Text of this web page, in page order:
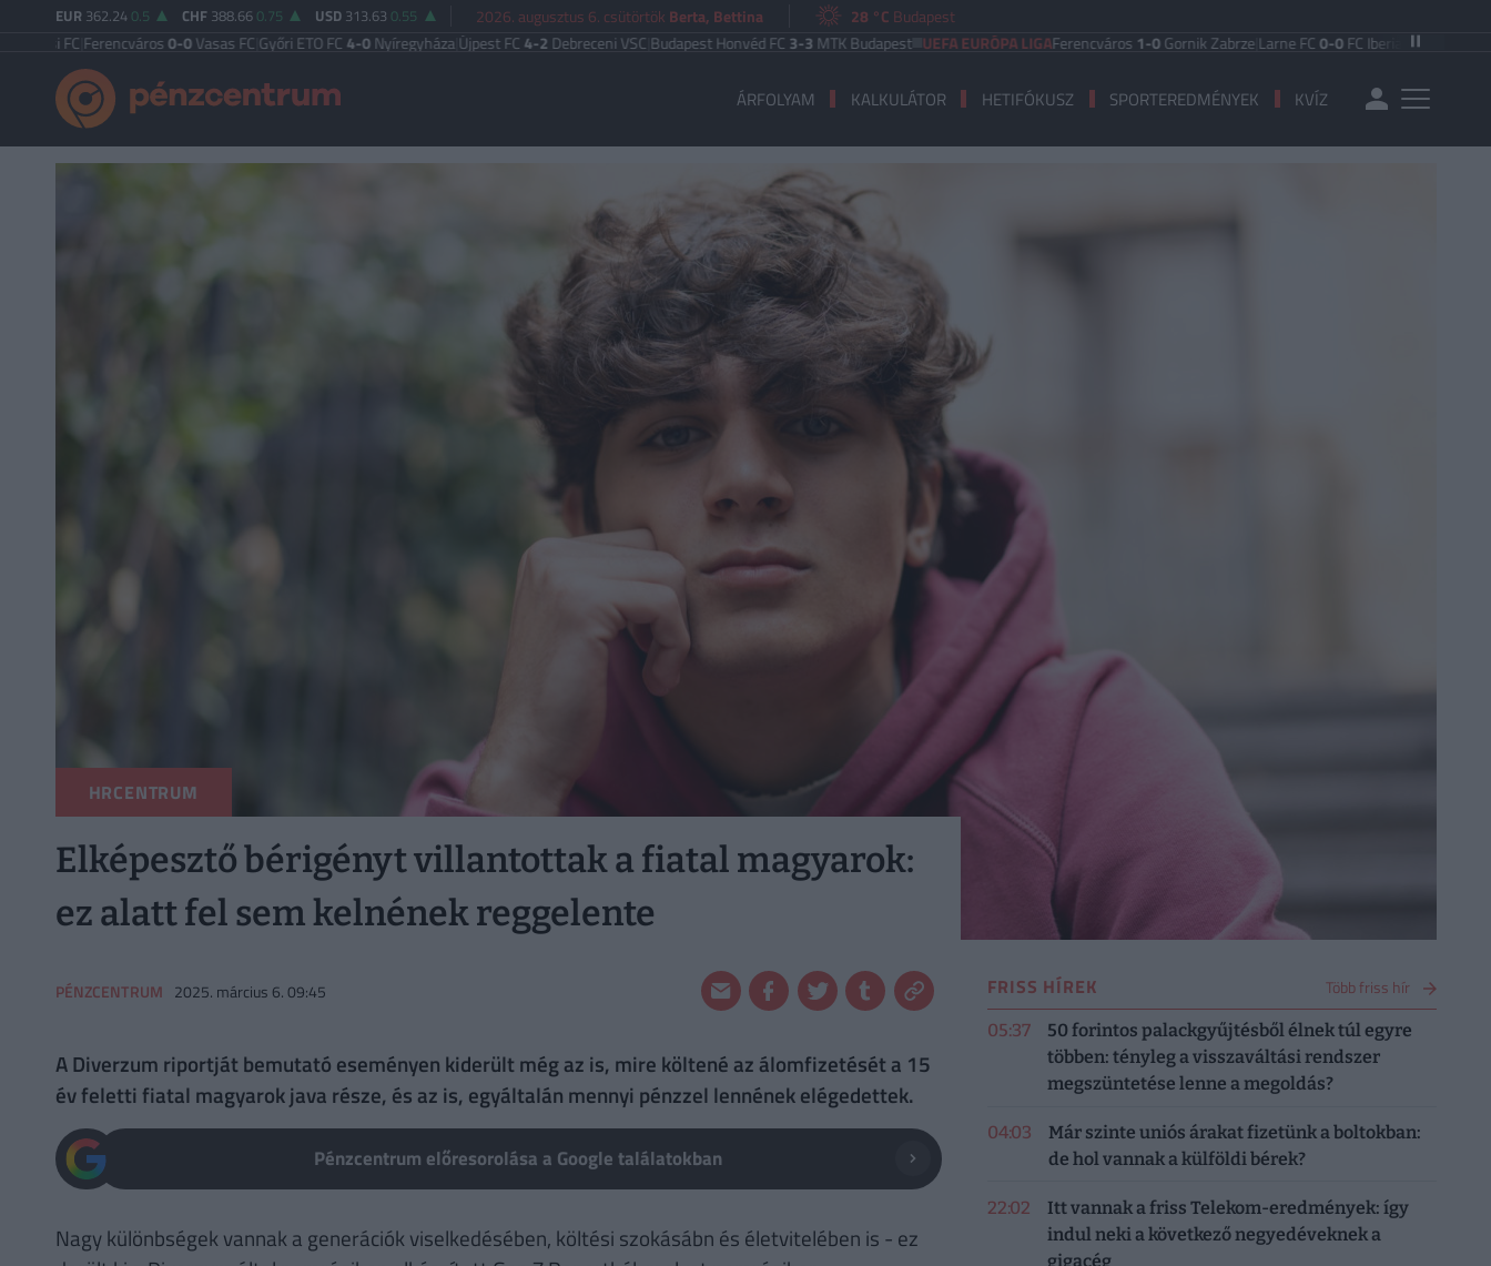
EUR 362.24 0.5 CHF 388.66 0.75 USD 313.63 0.55 2026. augusztus 6. csütörtök Berta, Bettina 28 °C Budapest
Ferencváros0-0Vasas FC|Győri ETO FC4-0Nyíregyháza|Újpest FC4-2Debreceni VSC|Budapest Honvéd FC3-3MTK Budapest UEFA EURÓPA LIGAFerencváros1-0Gornik Zabrze|Larne FC0-0FC Iberia 1999 Shamrock
ÁRFOLYAM KALKULÁTOR HETIFÓKUSZ SPORTEREDMÉNYEK KVÍZ
HRCENTRUM
Elképesztő bérigényt villantottak a fiatal magyarok:
ez alatt fel sem kelnének reggelente
PÉNZCENTRUM 2025. március 6. 09:45
A Diverzum riportját bemutató eseményen kiderült még az is, mire költené az álomfizetését a 15
év feletti fiatal magyarok java része, és az is, egyáltalán mennyi pénzzel lennének elégedettek.
Pénzcentrum előresorolása a Google találatokban
Nagy különbségek vannak a generációk viselkedésében, költési szokásábn és életvitelében is - ez
FRISS HÍREK Több friss hír
05:37
50 forintos palackgyűjtésből élnek túl egyre
többen: tényleg a visszaváltási rendszer
megszüntetése lenne a megoldás?
04:03
Már szinte uniós árakat fizetünk a boltokban:
de hol vannak a külföldi bérek?
22:02
Itt vannak a friss Telekom-eredmények: így
indul neki a következő negyedéveknek a
gigacég